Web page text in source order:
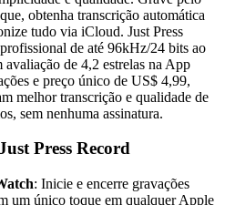
obtenha transcrição automática
tudo via iCloud. Just Press
de até 96kHz/24 bits ao
de 4,2 estrelas na App
e preço único de US$ 4,99,
melhor transcrição e qualidade de
sem nenhuma assinatura.
Press Record
: Inicie e encerre gravações
um único toque em qualquer Apple